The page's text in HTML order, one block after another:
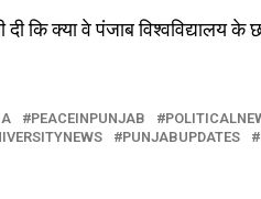
कि क्या वे पंजाब विश्वविद्यालय के
PEACEINPUNJAB
PUNJABUPDATES